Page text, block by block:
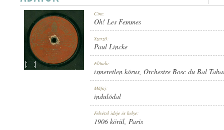
ISMERETLEN KÓRUS,ORCHESTRE BOSC DU BAL TABARIN
LEMEZSZÁM: NO. 36475. Cím:
Oh! Les Femmes
Szerző:
Paul Lincke
Előadó:
ismeretlen kórus, Orchestre Bosc du Bal
Műfaj:
indulódal
Felvétel ideje és helye:
1906 körül, Paris